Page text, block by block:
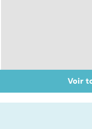
Glandes
les tumeurs de la
Voir